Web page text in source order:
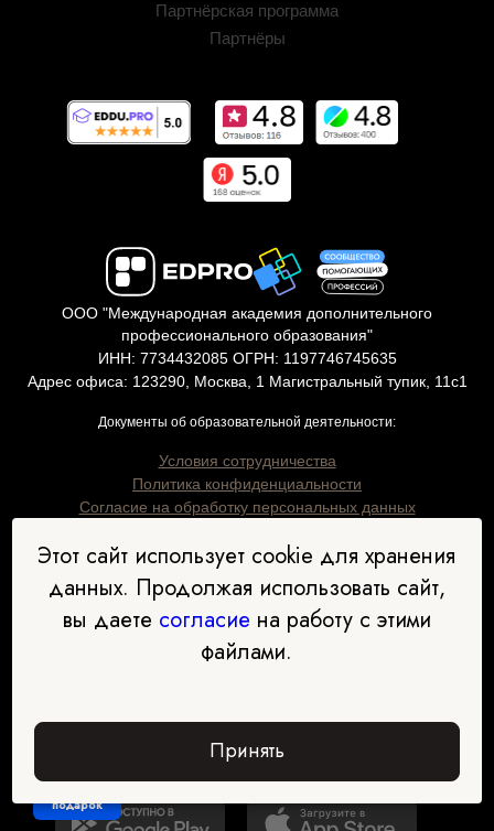
подарок
Партнёрская программа
Партнёры
ООО "Международная академия дополнительного
профессионального образования"
ИНН: 7734432085 ОГРН: 1197746745635
Адрес офиса: 123290, Москва, 1 Магистральный тупик, 11с1
Документы об образовательной деятельности:
Условия сотрудничества
Политика конфиденциальности
Согласие на обработку персональных данных
8 (800) 600-40-97
Этот сайт использует cookie для хранения
данных. Продолжая использовать сайт,
вы даете согласие на работу с этими
файлами.
Принять